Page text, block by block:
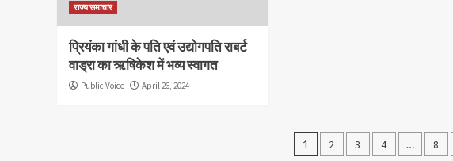
राज्य समाचार
प्रियंका गांधी के पति एवं उद्योगपति राबर्ट
वाड्रा का ऋषिकेश में भव्य स्वागत
Public Voice April 26, 2024
Posts
1 2 3 4 … 8